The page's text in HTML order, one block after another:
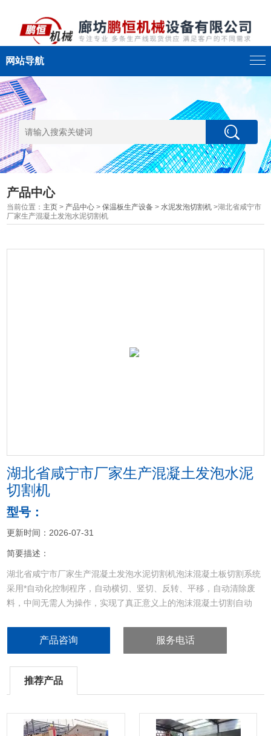
网站导航
产品中心
当前位置： 主页 > 产品中心 >保温板生产设备 >水泥发泡切割机 >湖北省咸宁市
厂家生产混凝土发泡水泥切割机
湖北省咸宁市厂家生产混凝土发泡水泥
切割机
型号：
更新时间：2026-07-31
简要描述：
湖北省咸宁市厂家生产混凝土发泡水泥切割机泡沫混凝土板切割系统
采用*自动化控制程序，自动横切、竖切、反转、平移，自动清除废
料，中间无需人为操作，实现了真正意义上的泡沫混凝土切割自动
产品咨询 服务电话
推荐产品